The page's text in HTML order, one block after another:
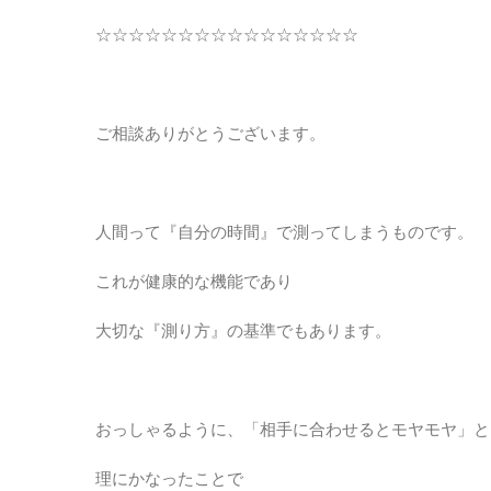
☆☆☆☆☆☆☆☆☆☆☆☆☆☆☆☆
ご相談ありがとうございます。
人間って『自分の時間』で測ってしまうものです。
これが健康的な機能であり
大切な『測り方』の基準でもあります。
おっしゃるように、「相手に合わせるとモヤモヤ」
理にかなったことで